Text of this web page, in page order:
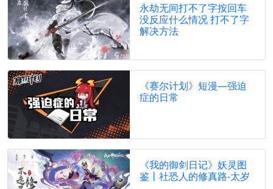
永劫无间打不了字按回车
没反应什么情况 打不了字
解决方法
《赛尔计划》短漫—强迫
症的日常
《我的御剑日记》妖灵图
鉴丨社恐人的修真路-太岁